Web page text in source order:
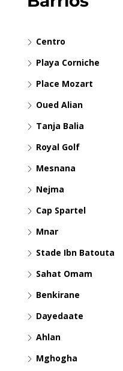
Centro
Playa Corniche
Place Mozart
Oued Alian
Tanja Balia
Royal Golf
Mesnana
Nejma
Cap Spartel
Mnar
Stade Ibn Batouta
Sahat Omam
Benkirane
Dayedaate
Ahlan
Mghogha